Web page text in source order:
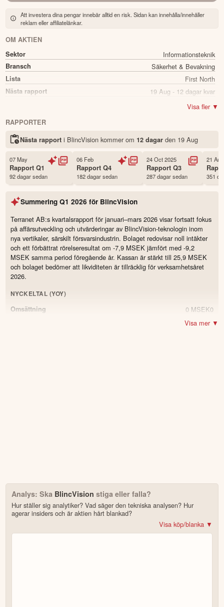
Att investera dina pengar innebär alltid en risk. Sidan kan innehålla/innehåller
reklam eller affiliatelänkar.
OM AKTIEN
Sektor
Informationsteknik
Bransch Säkerhet & Bevakning
Lista First North
Nästa rapport 19 Aug - 12 dagar kvar
Nej
Status Noterad
Sverige
Första handelsdag 29 May 2017
Antal ägare Avanza 11,078 st
Källa:Börsdata
Visa fler ▼
RAPPORTER
Nästa rapport i BlincVision kommer om 12 dagarden 19 Aug
07 May
RapportQ1
92 dagar sedan
06 Feb
RapportQ4
182 dagar sedan
24 Oct 2025
RapportQ3
287 dagar sedan
21
351
Summering Q1 2026 för BlincVision
Terranet AB:s kvartalsrapport för januari–mars 2026 visar fortsatt fokus
på affärsutveckling och utvärderingar av BlincVision-teknologin inom
nya vertikaler, särskilt försvarsindustrin. Bolaget redovisar noll intäkter
och ett förbättrat rörelseresultat om -7,9 MSEK jämfört med -9,2
MSEK samma period föregående år. Kassan är stärkt till 25,9 MSEK
och bolaget bedömer att likviditeten är tillräcklig för verksamhetsåret
2026.
NYCKELTAL (YOY)
Omsättning
0 MSEK0
−7,94 MSEK(−9,18)
Bolaget har inga skulder till externa långivare.
Positiv återkoppling från externa partners kring BlincVision
MVP.
Intäkterna för kvartalet var fortsatt 0 MSEK.
Visa mer ▼
Analys: Ska BlincVision stiga eller falla?
Hur ställer sig analytiker? Vad säger den tekniska analysen? Hur
agerar insiders och är aktien hårt blankad?
Bonus: Få upp till 500 USD i tillgångar när du öppnar konto –se
Visa köp/blanka ▼